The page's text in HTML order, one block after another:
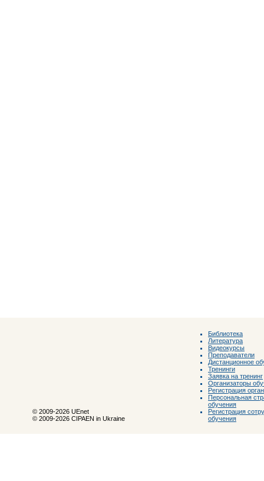
© 2009-2026 UEnet
© 2009-2026 CIPAEN in Ukraine
Библиотека
Литература
Видеокурсы
Преподаватели
Дистанционное
Тренинги
Заявка на тренинг
Организаторы
Регистрация
Персональная
обучения
Регистрация
обучения